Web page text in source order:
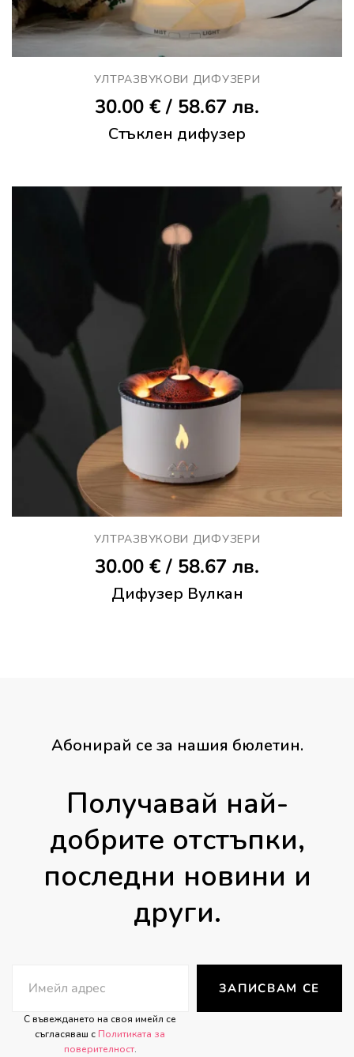
УЛТРАЗВУКОВИ ДИФУЗEРИ
30.00 €/ 58.67 лв.
Стъклен дифузер
УЛТРАЗВУКОВИ ДИФУЗEРИ
30.00 €/ 58.67 лв.
Дифузер Вулкан
Абонирай се за нашия бюлетин.
Получавай най-
добрите отстъпки,
последни новини и
други.
С въвеждането на своя имейл се
съгласяваш с Политиката за
поверителност.
ЗАПИСВАМ СЕ